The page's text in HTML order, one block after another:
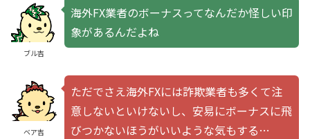
ブル吉
海外FX業者のボーナスってなんだか怪しい印
象があるんだよね
ベア吉
ただでさえ海外FXには詐欺業者も多くて注
意しないといけないし、安易にボーナスに飛
びつかないほうがいいような気もする…